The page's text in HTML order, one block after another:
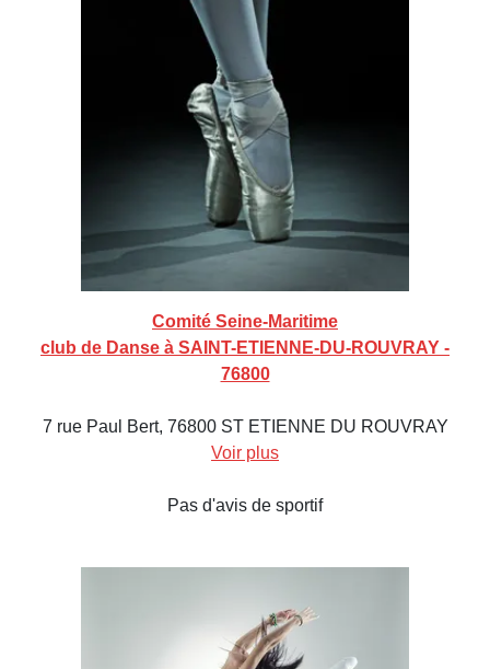
Comité Seine-Maritime
club de Danse à SAINT-ETIENNE-DU-ROUVRAY -
76800
7 rue Paul Bert, 76800 ST ETIENNE DU ROUVRAY
Voir plus
Pas d'avis de sportif